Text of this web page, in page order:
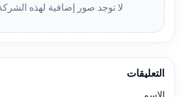
لا توجد صور إضافية لهذه
التعليقات